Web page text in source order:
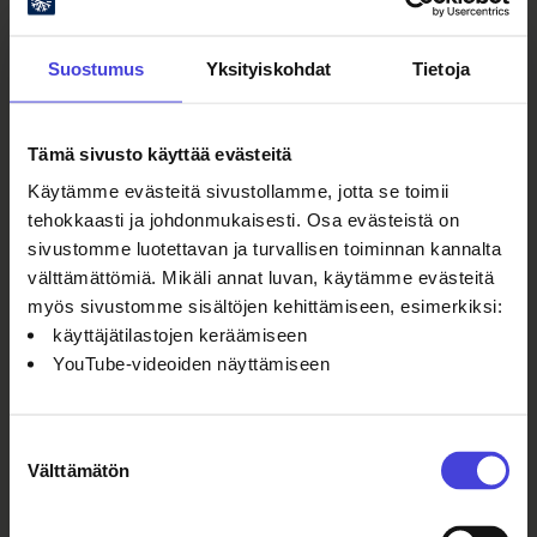
Suostumus Yksityiskohdat Tietoja
Tämä sivusto käyttää evästeitä
Käytämme evästeitä sivustollamme, jotta se toimii
tehokkaasti ja johdonmukaisesti. Osa evästeistä on
sivustomme luotettavan ja turvallisen toiminnan kannalta
välttämättömiä. Mikäli annat luvan, käytämme evästeitä
myös sivustomme sisältöjen kehittämiseen, esimerkiksi:
käyttäjätilastojen keräämiseen
YouTube-videoiden näyttämiseen
valinta
Välttämätön
verkoston
toiminnasta!
Siirryt ouka.fi-sivustolle
Yhdenvertainen Oulu2026 -hanke on
Euroopan unionin osarahoittama.